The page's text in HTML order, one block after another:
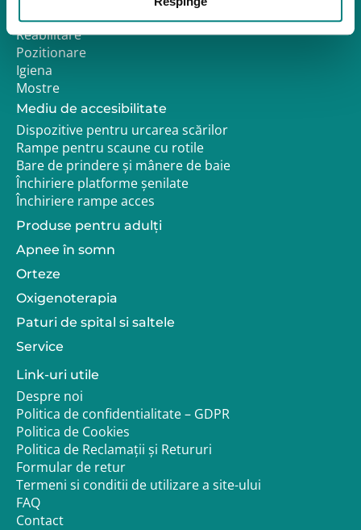
pentru o persoană
dragă, următoarele
aspecte te vor ajuta să iei
o decizie bine
fundamentată.…
ReadingCaracteristici-cheie de
urmărit atunci când alegi cel mai
bun concentrator de oxigen
portabil
– în special la persoanele
cu sistem imunitar…
Continue ReadingPneumonia: Ce
Mobilitate
Reabilitare
Pozitionare
Igiena
Mostre
Mediu de accesibilitate
Dispozitive pentru urcarea scărilor
Rampe pentru scaune cu rotile
Bare de prindere și mânere de baie
Închiriere platforme șenilate
Închiriere rampe acces
Produse pentru adulţi
Apnee în somn
Orteze
Oxigenoterapia
Paturi de spital si saltele
Service
Link-uri utile
Despre noi
Politica de confidentialitate – GDPR
Politica de Cookies
Politica de Reclamații și Retururi
Formular de retur
Termeni si conditii de utilizare a site-ului
FAQ
Contact